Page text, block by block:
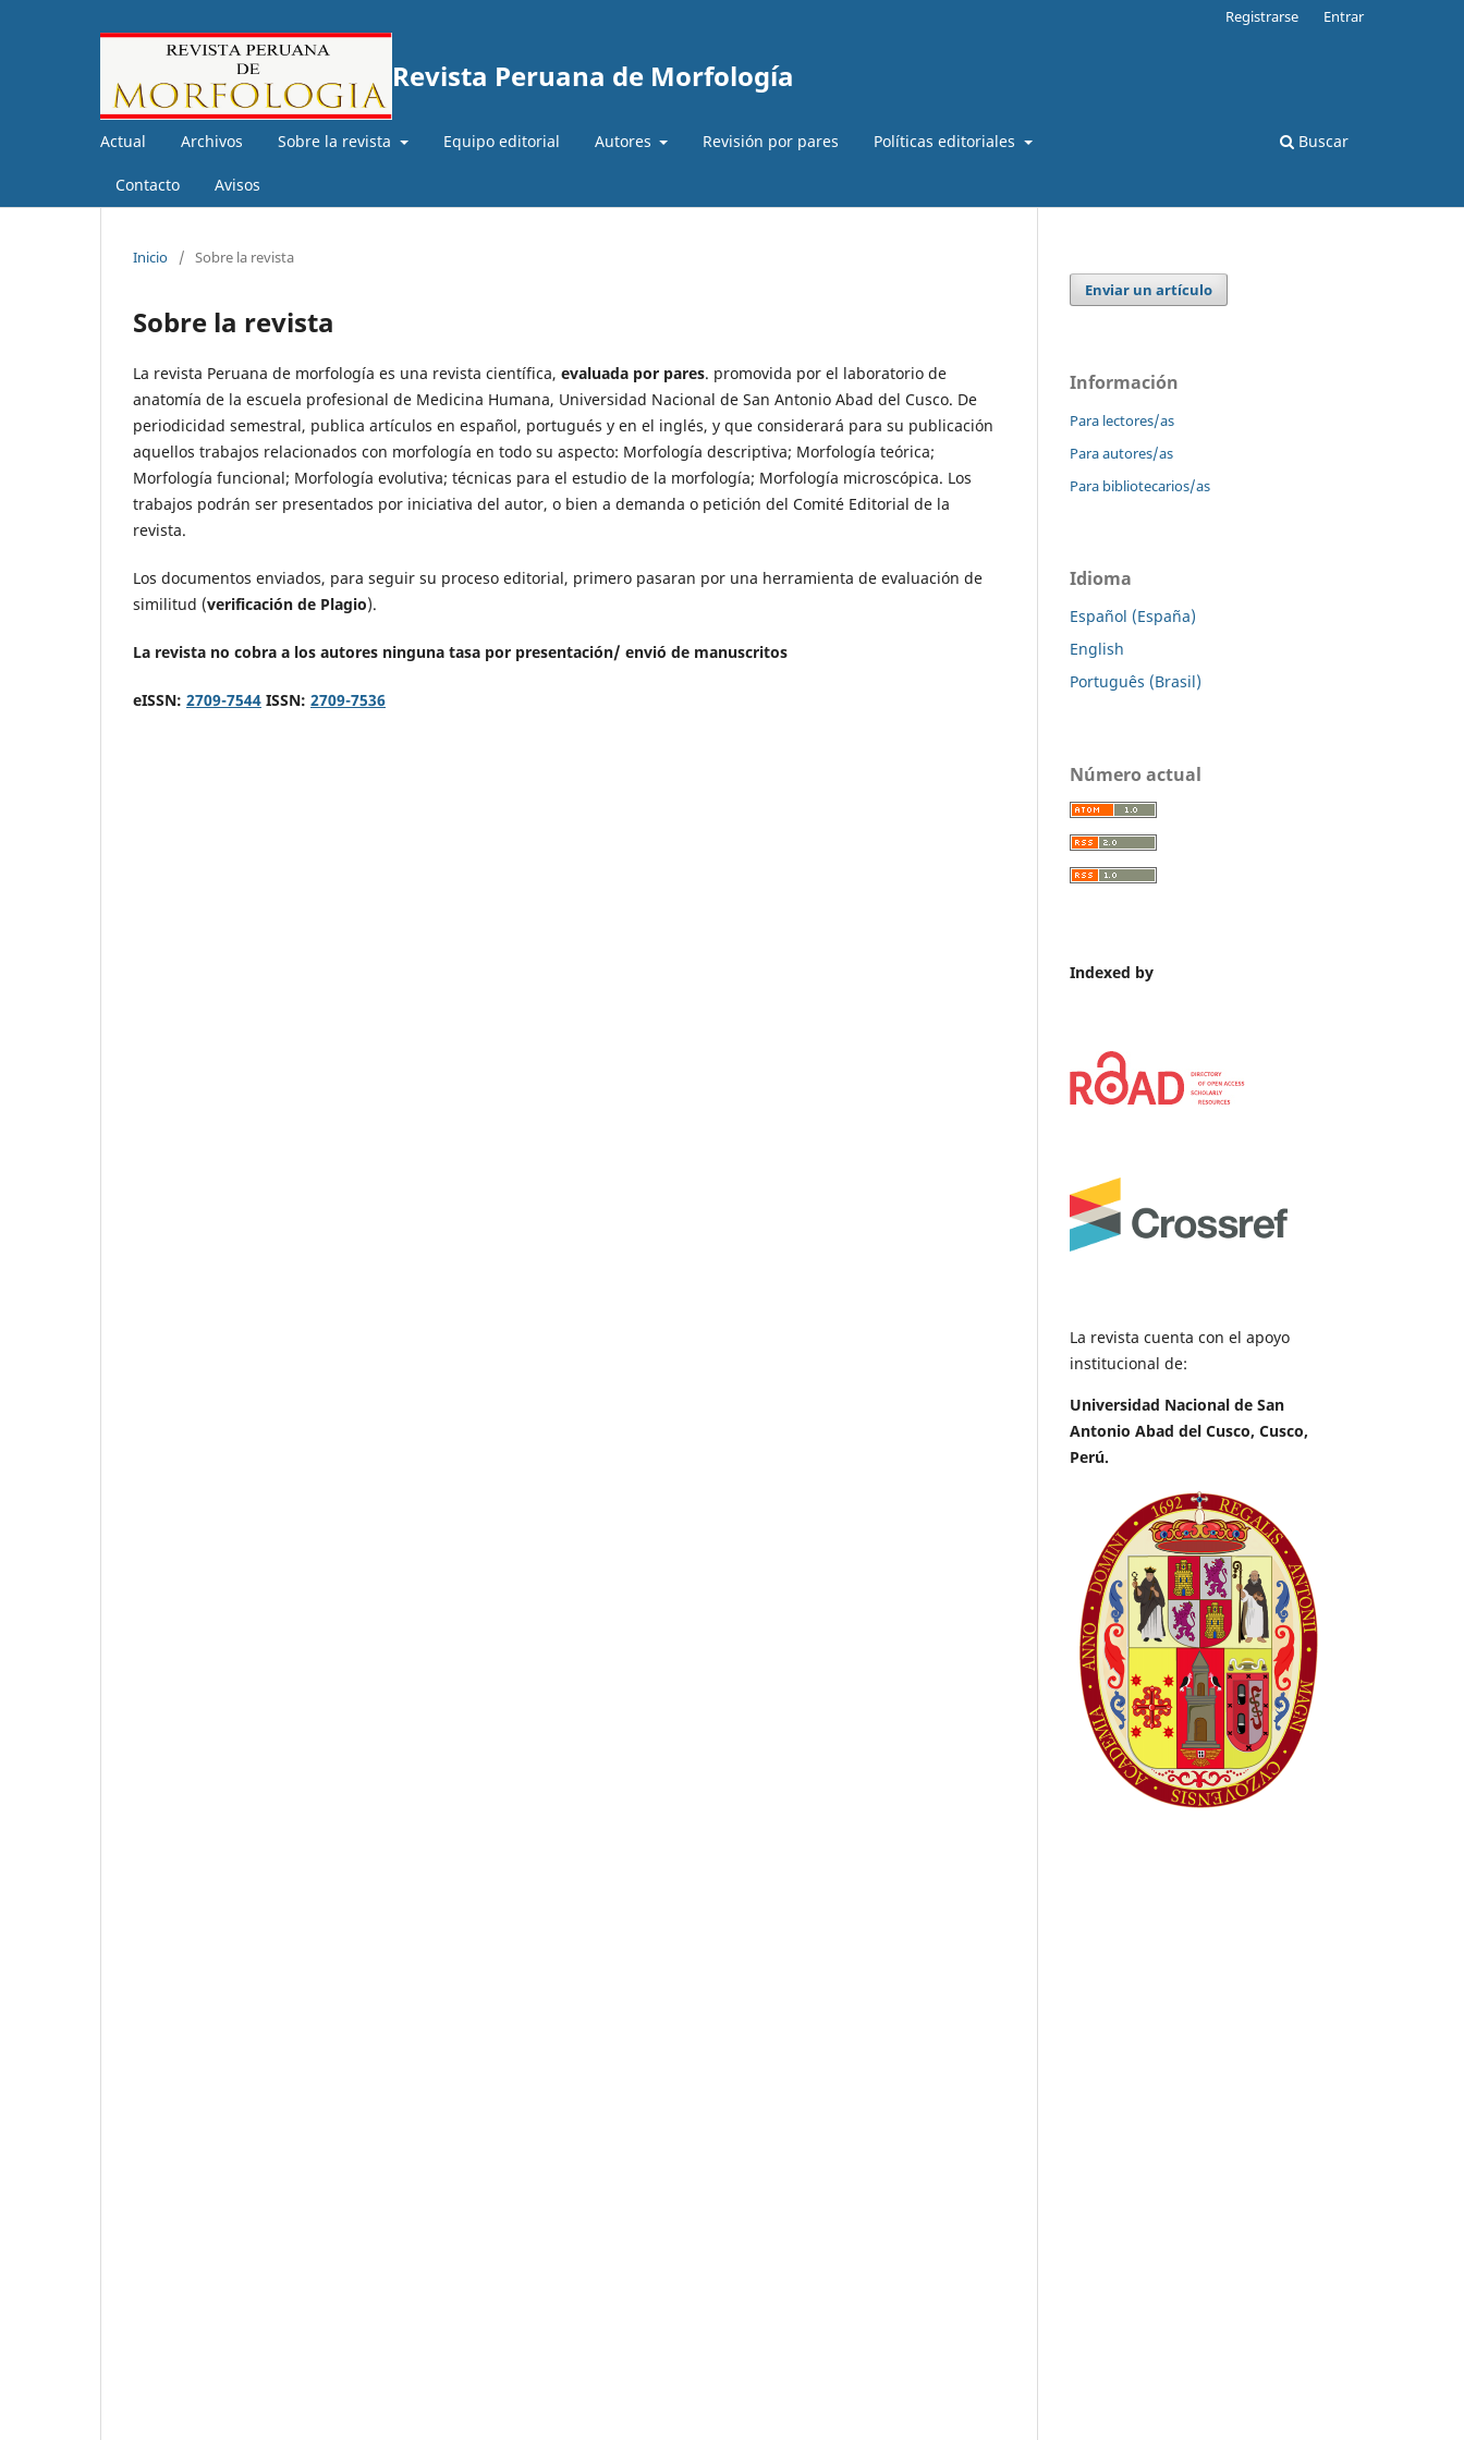
Revista Peruana de Morfología
Actual Archivos Sobre la revista Equipo editorial Autores Revisión por pares Políticas editoriales
Contacto Avisos
Buscar
Registrarse Entrar
Inicio / Sobre la revista
Sobre la revista
La revista Peruana de morfología es una revista científica, evaluada por pares. promovida por el laboratorio de
anatomía de la escuela profesional de Medicina Humana, Universidad Nacional de San Antonio Abad del Cusco. De
periodicidad semestral, publica artículos en español, portugués y en el inglés, y que considerará para su publicación
aquellos trabajos relacionados con morfología en todo su aspecto: Morfología descriptiva; Morfología teórica;
Morfología funcional; Morfología evolutiva; técnicas para el estudio de la morfología; Morfología microscópica. Los
trabajos podrán ser presentados por iniciativa del autor, o bien a demanda o petición del Comité Editorial de la
revista.
Los documentos enviados, para seguir su proceso editorial, primero pasaran por una herramienta de evaluación de
similitud (verificación de Plagio).
La revista no cobra a los autores ninguna tasa por presentación/ envió de manuscritos
eISSN: 2709-7544 ISSN: 2709-7536
Enviar un artículo
Información
Para lectores/as
Para autores/as
Para bibliotecarios/as
Idioma
Español (España)
English
Português (Brasil)
Número actual
Indexed by
La revista cuenta con el apoyo
institucional de:
Universidad Nacional de San
Antonio Abad del Cusco, Cusco,
Perú.